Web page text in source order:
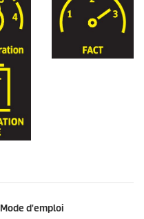
Mode d'emploi